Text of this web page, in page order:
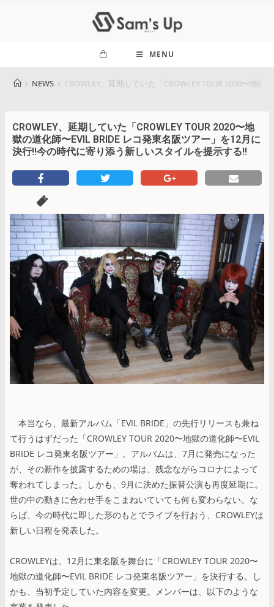
MENU
NEWS CROWLEY、延期していた「CROWLEY TOUR 2020〜地
CROWLEY、延期していた「CROWLEY TOUR 2020〜地
獄の道化師〜EVIL BRIDE レコ発東名阪ツアー」を12月に
決行!!今の時代に寄り添う新しいスタイルを提示する!!
本当なら、最新アルバム「EVIL BRIDE」の先行リリースも兼ね
て行うはずだった「CROWLEY TOUR 2020〜地獄の道化師〜EVIL
BRIDE レコ発東名阪ツアー」。アルバムは、7月に発売になった
が、その新作を披露するための場は、残念ながらコロナによって
奪われてしまった。しかも、9月に決めた振替公演も再度延期に。
世の中の動きに合わせ手をこまねいていても何も変わらない。な
らば、今の時代に即した形のもとでライブを行おう、CROWLEYは
新しい日程を発表した。
CROWLEYは、12月に東名阪を舞台に「CROWLEY TOUR 2020〜
地獄の道化師〜EVIL BRIDE レコ発東名阪ツアー」を決行する。し
かも、当初予定していた内容を変更。メンバーは、以下のような